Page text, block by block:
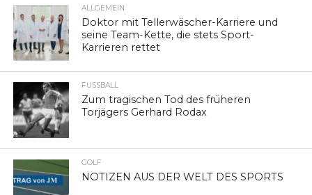
ALLGEMEIN
Doktor mit Tellerwäscher-Karriere und
seine Team-Kette, die stets Sport-
Karrieren rettet
FUSSBALL
Zum tragischen Tod des früheren
Torjägers Gerhard Rodax
GOLF
NOTIZEN AUS DER WELT DES SPORTS